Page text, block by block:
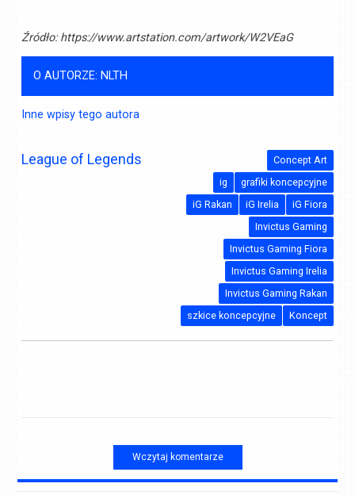
Źródło:https://www.artstation.com/artwork/W2VEaG
O AUTORZE: NLTH
Inne wpisy tego autora
League of Legends
Concept Art
grafiki koncepcyjne
ig
iG Fiora
iG Irelia
iG Rakan
Invictus Gaming
Invictus Gaming Fiora
Invictus Gaming Irelia
Invictus Gaming Rakan
Koncept
szkice koncepcyjne
Wczytaj komentarze